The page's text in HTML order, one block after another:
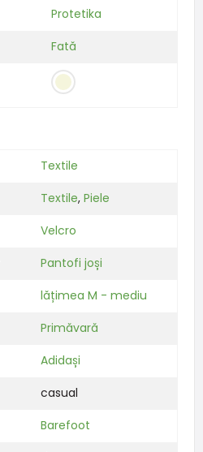
Protetika
Fată
Textile
Textile, Piele
Velcro
Pantofi joși
lățimea M - mediu
Primăvară
Adidași
casual
Barefoot